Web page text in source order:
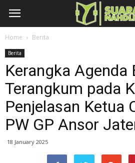
Home Berita
Berita
Kerangka Agenda
Terangkum pada
Penjelasan Ketua
PW GP Ansor
18 January 2025